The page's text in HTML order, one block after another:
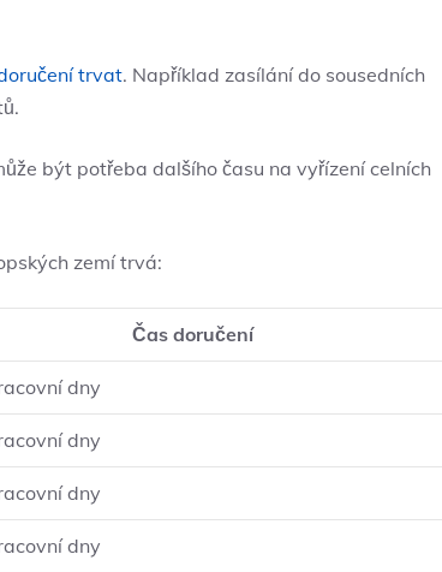
trvat. Například zasílání do sousedních
být potřeba dalšího času na vyřízení celních
zemí trvá:
Čas doručení
dny
dny
dny
dny